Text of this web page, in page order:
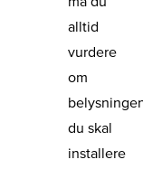
alltid
vurdere
om
du skal
installere